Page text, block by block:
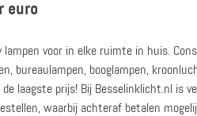
euro
voor in elke ruimte in huis.
bureaulampen, booglampen,
laagste prijs! Bij Besselinklicht.nl is
waarbij achteraf betalen